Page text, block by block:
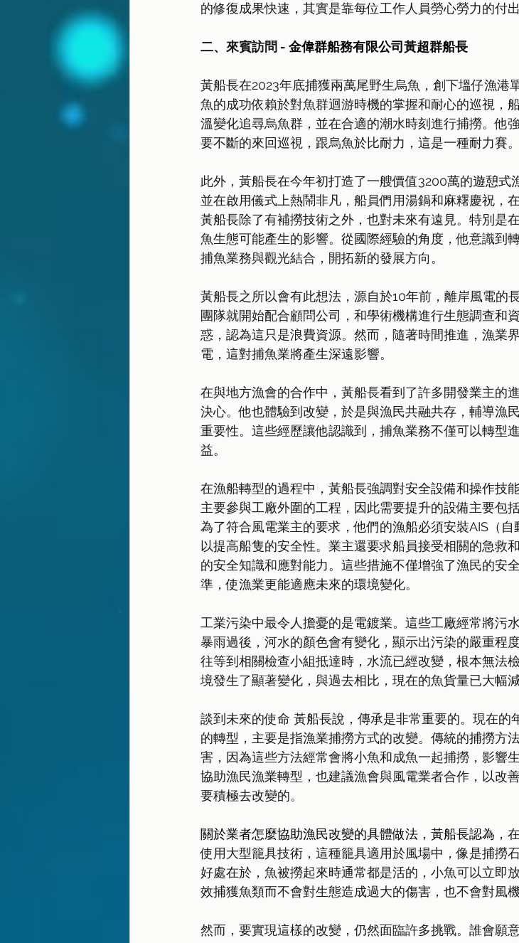
的修復成果快速，其實是靠每位工作人員勞心勞力的付出
二、來賓訪問 - 金偉群船務有限公司黃超群船長
黃船長在2023年底捕獲兩萬尾野生烏魚，創下塭仔漁港
魚的成功依賴於對魚群迴游時機的掌握和耐心的巡視，
溫變化追尋烏魚群，並在合適的潮水時刻進行捕撈。他
要不斷的來回巡視，跟烏魚於比耐力，這是一種耐力賽。
此外，黃船長在今年初打造了一艘價值3200萬的遊憩式
並在啟用儀式上熱鬧非凡，船員們用湯鍋和麻糬慶祝，
黃船長除了有補撈技術之外，也對未來有遠見。特別是
魚生態可能產生的影響。從國際經驗的角度，他意識到
捕魚業務與觀光結合，開拓新的發展方向。
黃船長之所以會有此想法，源自於10年前，離岸風電的
團隊就開始配合顧問公司，和學術機構進行生態調查和
惑，認為這只是浪費資源。然而，隨著時間推進，漁業
電，這對捕魚業將產生深遠影響。
在與地方漁會的合作中，黃船長看到了許多開發業主的
決心。他也體驗到改變，於是與漁民共融共存，輔導漁
重要性。這些經歷讓他認識到，捕魚業務不僅可以轉型
益。
在漁船轉型的過程中，黃船長強調對安全設備和操作技
主要參與工廠外圍的工程，因此需要提升的設備主要包
為了符合風電業主的要求，他們的漁船必須安裝AIS（自
以提高船隻的安全性。業主還要求船員接受相關的急救
的安全知識和應對能力。這些措施不僅增強了漁民的安
準，使漁業更能適應未來的環境變化。
工業污染中最令人擔憂的是電鍍業。這些工廠經常將污
暴雨過後，河水的顏色會有變化，顯示出污染的嚴重程
往等到相關檢查小組抵達時，水流已經改變，根本無法
境發生了顯著變化，與過去相比，現在的魚貨量已大幅
談到未來的使命 黃船長說，傳承是非常重要的。現在
的轉型，主要是指漁業捕撈方式的改變。傳統的捕撈方
害，因為這些方法經常會將小魚和成魚一起捕撈，影響
協助漁民漁業轉型，也建議漁會與風電業者合作，以改
要積極去改變的。
關於業者怎麼協助漁民改變的具體做法，黃船長認為，
使用大型籠具技術，這種籠具適用於風場中，像是捕撈
好處在於，魚被撈起來時通常都是活的，小魚可以立即
效捕獲魚類而不會對生態造成過大的傷害，也不會對風
然而，要實現這樣的改變，仍然面臨許多挑戰。誰會願